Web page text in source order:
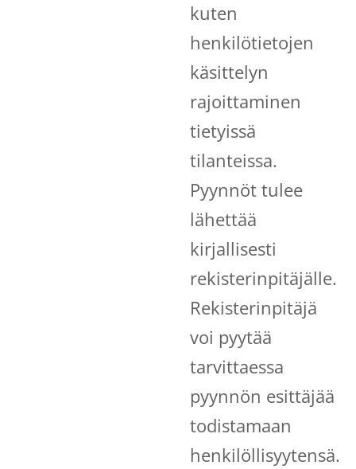
kuten
henkilötietojen
käsittelyn
rajoittaminen
tietyissä
tilanteissa.
Pyynnöt tulee
lähettää
kirjallisesti
rekisterinpitäjälle.
Rekisterinpitäjä
voi pyytää
tarvittaessa
pyynnön esittäjää
todistamaan
henkilöllisyytensä.